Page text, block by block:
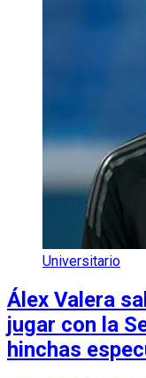
Universitario
Álex Valera
jugar con la
hinchas